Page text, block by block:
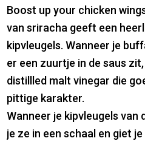
Boost up your chicken
van sriracha geeft een
kipvleugels. Wanneer je
er een zuurtje in de saus
distillled malt vinegar die
pittige karakter.
Wanneer je kipvleugels van
je ze in een schaal en giet